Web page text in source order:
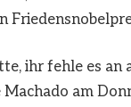
ihr fehle es
Machado am